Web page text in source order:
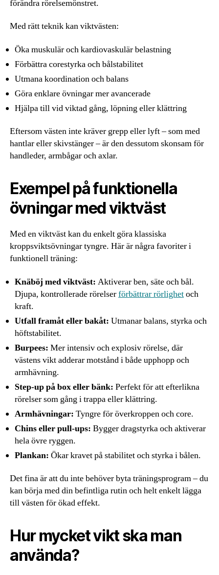
förändra rörelsemönstret.
Med rätt teknik kan viktvästen:
Öka muskulär och kardiovaskulär belastning
Förbättra corestyrka och bålstabilitet
Utmana koordination och balans
Göra enklare övningar mer avancerade
Hjälpa till vid viktad gång, löpning eller klättring
Eftersom västen inte kräver grepp eller lyft – som med
hantlar eller skivstänger – är den dessutom skonsam för
handleder, armbågar och axlar.
Exempel på funktionella
övningar med viktväst
Med en viktväst kan du enkelt göra klassiska
kroppsviktsövningar tyngre. Här är några favoriter i
funktionell träning:
Knäböj med viktväst: Aktiverar ben, säte och bål.
Djupa, kontrollerade rörelserförbättrar rörlighetoch
kraft.
Utfall framåt eller bakåt: Utmanar balans, styrka och
höftstabilitet.
Burpees: Mer intensiv och explosiv rörelse, där
västens vikt adderar motstånd i både upphopp och
armhävning.
Step-up på box eller bänk: Perfekt för att efterlikna
rörelser som gång i trappa eller klättring.
Armhävningar: Tyngre för överkroppen och core.
Chins eller pull-ups: Bygger dragstyrka och aktiverar
hela övre ryggen.
Plankan: Ökar kravet på stabilitet och styrka i bålen.
Det fina är att du inte behöver byta träningsprogram – du
kan börja med din befintliga rutin och helt enkelt lägga
till västen för ökad effekt.
Hur mycket vikt ska man
använda?